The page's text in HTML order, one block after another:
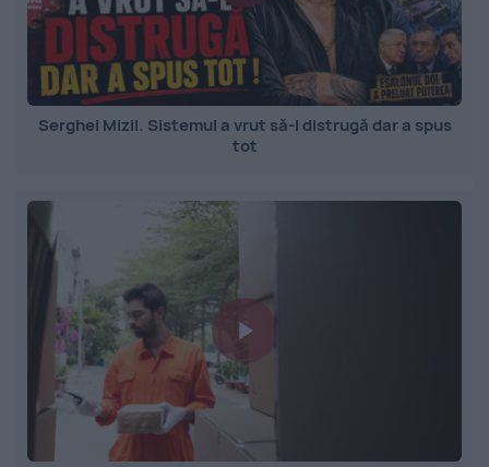
Serghei Mizil. Sistemul a vrut să-l distrugă dar a spus
tot